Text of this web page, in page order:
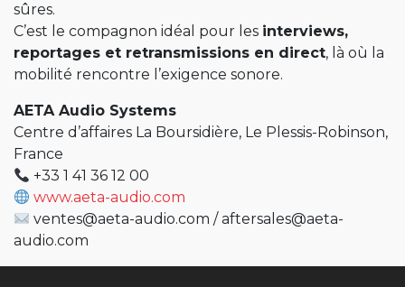
sûres.
C’est le compagnon idéal pour les interviews,
reportages et retransmissions en direct, là où la
mobilité rencontre l’exigence sonore.
AETA Audio Systems
Centre d’affaires La Boursidière, Le Plessis-Robinson,
France
+33 1 41 36 12 00
www.aeta-audio.com
ventes@aeta-audio.com /aftersales@aeta-
audio.com